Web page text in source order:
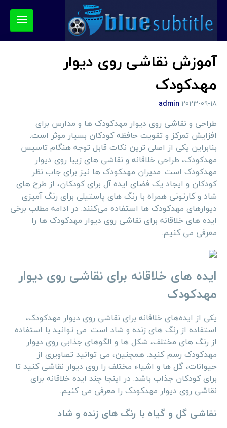
آموزش نقاشی روی دیوار
مهدکودک
admin 2023-09-18
طراحی و نقاشی روی دیوار مهدکودک ها و مدارس برای
افزایش تمرکز و تقویت حافظه کودکان بسیار موثر است.
بنابراین یکی از اصلی ترین نکات قابل توجه هنگام تاسیس
مهدکودک، طراحی خلاقانه و نقاشی های زیبا روی دیوار
مهدکودک است. مدیران مهدکودک ها نیز برای جاب نظر
کودکان و ایجاد یک فضای ایده آل برای کودکان، از طرح های
شاد و کارتونی همراه با رنگ های پاستیلی برای رنگ آمیزی
دیوارهای مهدکودک ها استفاده می‌کنند. در ادامه مطلب برخی
ایده های خلاقانه برای نقاشی روی دیوار مهدکودک ها را
معرفی می کنیم.
ایده های خلاقانه برای نقاشی روی دیوار
مهدکودک
یکی از ایده‌های خلاقانه برای نقاشی روی دیوار مهدکودک،
استفاده از رنگ ‌های زنده و شاد است. می ‌توانید با استفاده
از رنگ‌ های مختلف، شکل‌ ها و الگوهای جذابی روی دیوار
مهدکودک رسم کنید. همچنین، می ‌توانید تصاویری از
حیوانات، گل‌ ها و اشیاء مختلف را روی دیوار نقاشی کنید تا
برای کودکان جذاب باشد. در اینجا چند ایده خلاقانه برای
نقاشی روی دیوار مهدکودک را معرفی می ‌کنیم.
نقاشی گل و گیاه با رنگ ‌های زنده و شاد